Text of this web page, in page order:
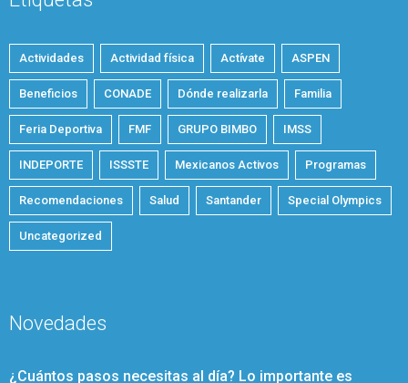
Actividades Actividad física Actívate ASPEN
Beneficios CONADE Dónde realizarla Familia
Feria Deportiva FMF GRUPO BIMBO IMSS
INDEPORTE ISSSTE Mexicanos Activos Programas
Recomendaciones Salud Santander Special Olympics
Uncategorized
Novedades
¿Cuántos pasos necesitas al día? Lo importante es